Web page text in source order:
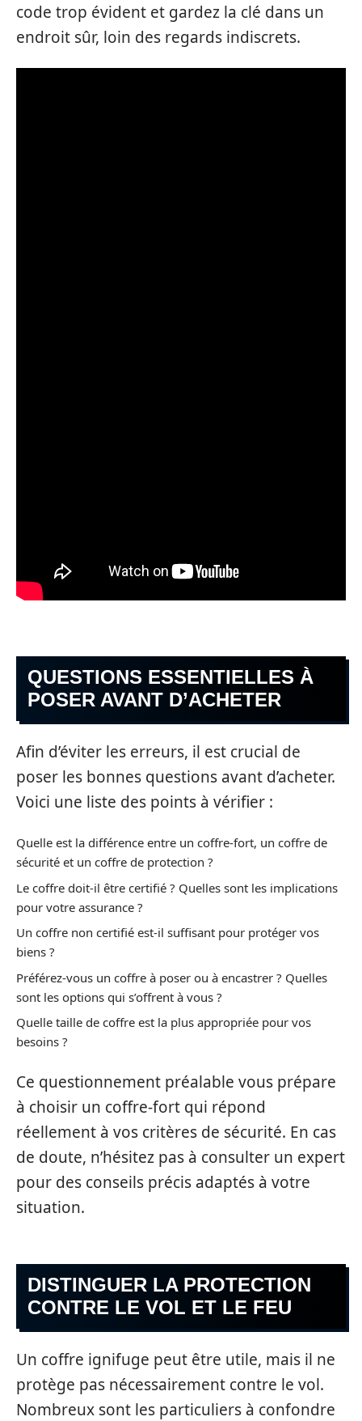
code trop évident et gardez la clé dans un
endroit sûr, loin des regards indiscrets.
QUESTIONS ESSENTIELLES À
POSER AVANT D’ACHETER
Afin d’éviter les erreurs, il est crucial de
poser les bonnes questions avant d’acheter.
Voici une liste des points à vérifier :
Quelle est la différence entre un coffre-fort, un coffre de
sécurité et un coffre de protection ?
Le coffre doit-il être certifié ? Quelles sont les implications
pour votre assurance ?
Un coffre non certifié est-il suffisant pour protéger vos
biens ?
Préférez-vous un coffre à poser ou à encastrer ? Quelles
sont les options qui s’offrent à vous ?
Quelle taille de coffre est la plus appropriée pour vos
besoins ?
Ce questionnement préalable vous prépare
à choisir un coffre-fort qui répond
réellement à vos critères de sécurité. En cas
de doute, n’hésitez pas à consulter un expert
pour des conseils précis adaptés à votre
situation.
DISTINGUER LA PROTECTION
CONTRE LE VOL ET LE FEU
Un coffre ignifuge peut être utile, mais il ne
protège pas nécessairement contre le vol.
Nombreux sont les particuliers à confondre